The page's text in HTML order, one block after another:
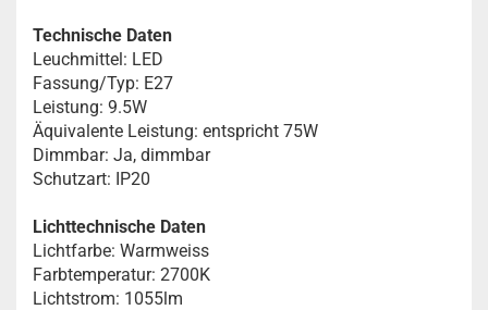
Technische Daten
Leuchmittel: LED
Fassung/Typ: E27
Leistung: 9.5W
Äquivalente Leistung: entspricht 75W
Dimmbar: Ja, dimmbar
Schutzart: IP20
Lichttechnische Daten
Lichtfarbe: Warmweiss
Farbtemperatur: 2700K
Lichtstrom: 1055lm